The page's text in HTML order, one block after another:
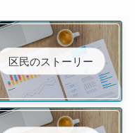
区民のストーリー